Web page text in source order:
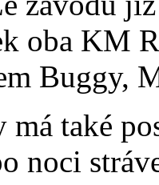
oba KM
Buggy,
má také
noci